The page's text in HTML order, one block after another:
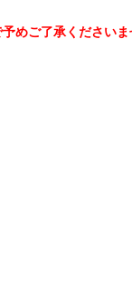
めご了承くださいま